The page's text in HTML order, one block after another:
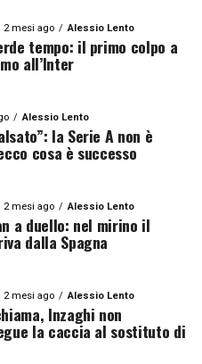
2 mesi ago Alessio Lento
tempo: il primo colpo a
all’Inter
Alessio Lento
la Serie A non è
cosa è successo
2 mesi ago Alessio Lento
a duello: nel mirino il
dalla Spagna
2 mesi ago Alessio Lento
Inzaghi non
la caccia al sostituto di